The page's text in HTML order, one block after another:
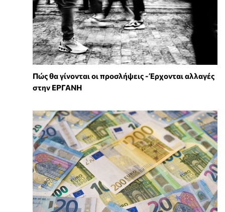
Πώς θα γίνονται οι προσλήψεις - Έρχονται αλλαγές
στην ΕΡΓΑΝΗ